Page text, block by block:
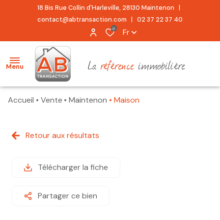
18 Bis Rue Collin d'Harleville, 28130 Maintenon |
contact@abtransaction.com | 02 37 22 37 40
0 Fr
Menu
acheter
estimation
Accueil Vente Maintenon Maison
Retour aux résultats
Télécharger la fiche
Partager ce bien